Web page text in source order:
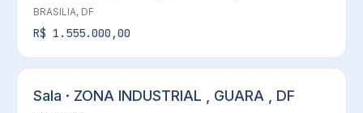
BRASILIA, DF
R$ 1.555.000,00
Sala · ZONA INDUSTRIAL , GUARA , DF